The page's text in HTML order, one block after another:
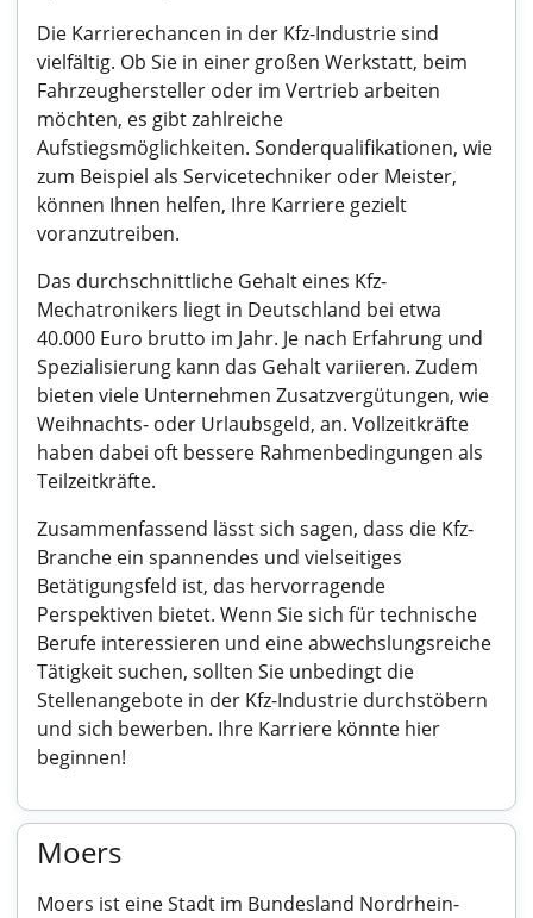
Die Karrierechancen in der Kfz-Industrie sind
vielfältig. Ob Sie in einer großen Werkstatt, beim
Fahrzeughersteller oder im Vertrieb arbeiten
möchten, es gibt zahlreiche
Aufstiegsmöglichkeiten. Sonderqualifikationen, wie
zum Beispiel als Servicetechniker oder Meister,
können Ihnen helfen, Ihre Karriere gezielt
voranzutreiben.
Das durchschnittliche Gehalt eines Kfz-
Mechatronikers liegt in Deutschland bei etwa
40.000 Euro brutto im Jahr. Je nach Erfahrung und
Spezialisierung kann das Gehalt variieren. Zudem
bieten viele Unternehmen Zusatzvergütungen, wie
Weihnachts- oder Urlaubsgeld, an. Vollzeitkräfte
haben dabei oft bessere Rahmenbedingungen als
Teilzeitkräfte.
Zusammenfassend lässt sich sagen, dass die Kfz-
Branche ein spannendes und vielseitiges
Betätigungsfeld ist, das hervorragende
Perspektiven bietet. Wenn Sie sich für technische
Berufe interessieren und eine abwechslungsreiche
Tätigkeit suchen, sollten Sie unbedingt die
Stellenangebote in der Kfz-Industrie durchstöbern
und sich bewerben. Ihre Karriere könnte hier
beginnen!
Moers
Moers ist eine Stadt im Bundesland Nordrhein-